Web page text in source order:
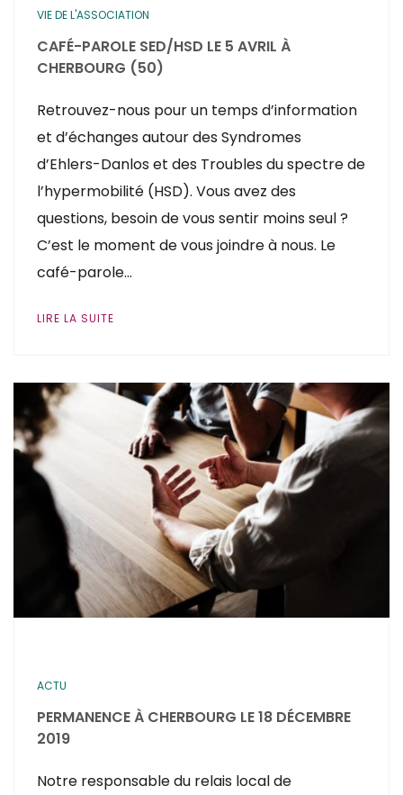
VIE DE L'ASSOCIATION
CAFÉ-PAROLE SED/HSD LE 5 AVRIL À
CHERBOURG (50)
Retrouvez-nous pour un temps d’information
et d’échanges autour des Syndromes
d’Ehlers-Danlos et des Troubles du spectre de
l’hypermobilité (HSD). Vous avez des
questions, besoin de vous sentir moins seul ?
C’est le moment de vous joindre à nous. Le
café-parole…
LIRE LA SUITE
ACTU
PERMANENCE À CHERBOURG LE 18 DÉCEMBRE
2019
Notre responsable du relais local de